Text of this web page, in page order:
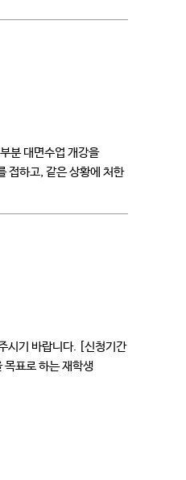
분 대면수업 개강을
접하고, 같은 상황에 처한
시기 바랍니다. [신청기간
표로 하는 재학생